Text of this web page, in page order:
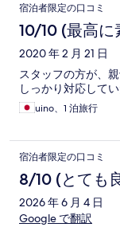
宿泊者限定の口コミ
10/10 (最高
2020 年 2 月 21 日
スタッフの方が、
しっかり対応して
uino、1 泊旅行
宿泊者限定の口コミ
8/10 (とても
2026 年 6 月 4 日
Google で翻訳